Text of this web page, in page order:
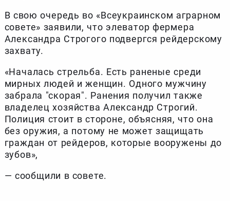
В свою очередь во «Всеукраинском аграрном
совете» заявили, что элеватор фермера
Александра Строгого подвергся рейдерскому
захвату.
«Началась стрельба. Есть раненые среди
мирных людей и женщин. Одного мужчину
забрала "скорая". Ранения получил также
владелец хозяйства Александр Строгий.
Полиция стоит в стороне, объясняя, что она
без оружия, а потому не может защищать
граждан от рейдеров, которые вооружены до
зубов»,
— сообщили в совете.